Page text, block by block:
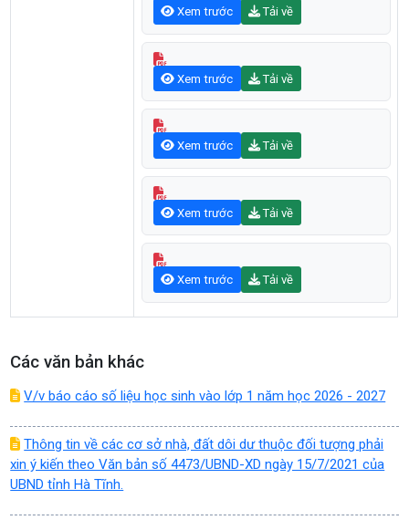
Xem trước Tải về
Xem trước Tải về
Xem trước Tải về
Xem trước Tải về
Xem trước Tải về
Các văn bản khác
V/v báo cáo số liệu học sinh vào lớp 1 năm học 2026 - 2027
Thông tin về các cơ sở nhà, đất dôi dư thuộc đối tượng phải
xin ý kiến theo Văn bản số 4473/UBND-XD ngày 15/7/2021 của
UBND tỉnh Hà Tĩnh.